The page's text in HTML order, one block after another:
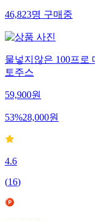
46,823명구매중
물넣지않은 100프로
토주스
59,900원
53%28,000원
4.6
(16)